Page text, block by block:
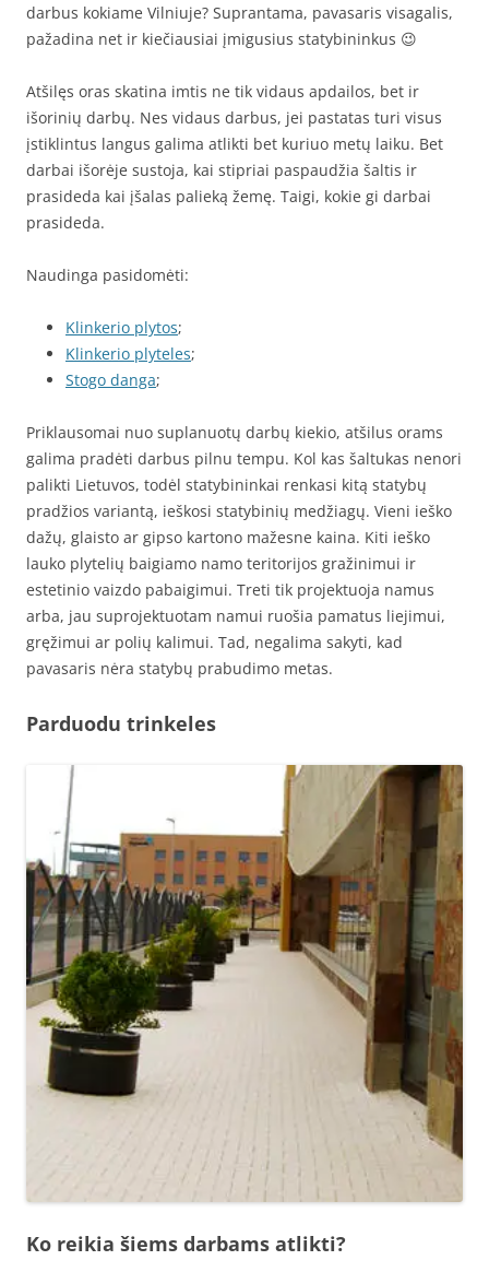
darbus kokiame Vilniuje? Suprantama, pavasaris visagalis,
pažadina net ir kiečiausiai įmigusius statybininkus 😉
Atšilęs oras skatina imtis ne tik vidaus apdailos, bet ir
išorinių darbų. Nes vidaus darbus, jei pastatas turi visus
įstiklintus langus galima atlikti bet kuriuo metų laiku. Bet
darbai išorėje sustoja, kai stipriai paspaudžia šaltis ir
prasideda kai įšalas palieką žemę. Taigi, kokie gi darbai
prasideda.
Naudinga pasidomėti:
Klinkerio plytos;
Klinkerio plyteles;
Stogo danga;
Priklausomai nuo suplanuotų darbų kiekio, atšilus orams
galima pradėti darbus pilnu tempu. Kol kas šaltukas nenori
palikti Lietuvos, todėl statybininkai renkasi kitą statybų
pradžios variantą, ieškosi statybinių medžiagų. Vieni ieško
dažų, glaisto ar gipso kartono mažesne kaina. Kiti ieško
lauko plytelių baigiamo namo teritorijos gražinimui ir
estetinio vaizdo pabaigimui. Treti tik projektuoja namus
arba, jau suprojektuotam namui ruošia pamatus liejimui,
gręžimui ar polių kalimui. Tad, negalima sakyti, kad
pavasaris nėra statybų prabudimo metas.
Parduodu trinkeles
Ko reikia šiems darbams atlikti?